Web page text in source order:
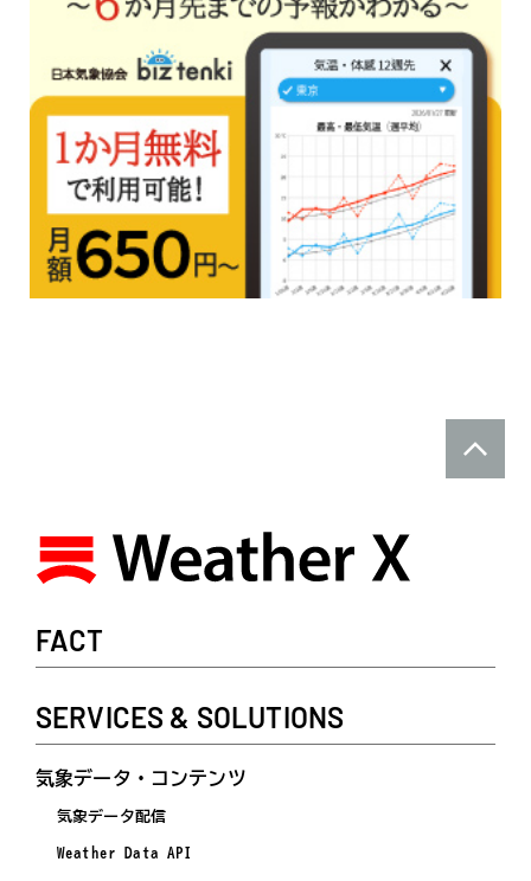
FACT
SERVICES & SOLUTIONS
気象データ・コンテンツ
気象データ配信
Weather Data API